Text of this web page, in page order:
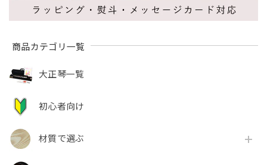
商品カテゴリ一覧
大正琴一覧
初心者向け
材質で選ぶ